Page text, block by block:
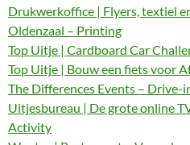
Drukwerkoffice | Flyers, textiel
Oldenzaal – Printing
Top Uitje | Cardboard Car
Top Uitje | Bouw een fiets voor
The Differences Events – Drive-
Uitjesbureau | De grote online
Activity